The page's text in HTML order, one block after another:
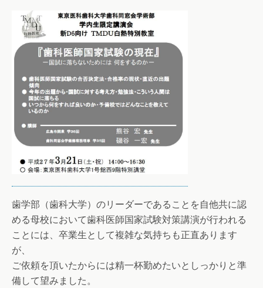
歯学部（歯科大学）のリーダーであることを自他共に認
める母校において歯科医師国家試験対策講演が行われる
ことには、卒業生として複雑な気持ちも正直あります
が、
ご依頼を頂いたからには精一杯勤めたいとしっかりと準
備して望みました。